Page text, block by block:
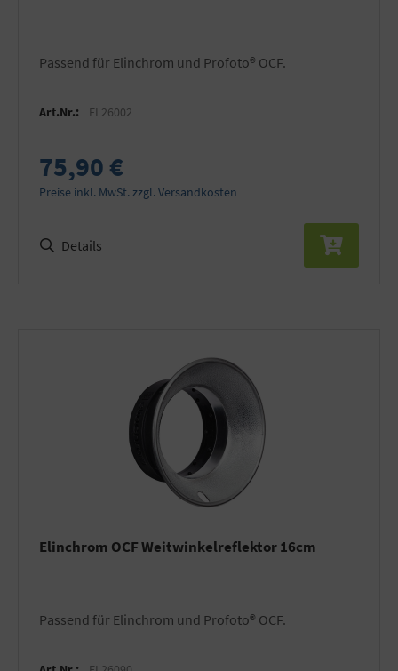
Passend für Elinchrom und Profoto® OCF.
Art.Nr.: EL26002
75,90 €
Preise inkl. MwSt. zzgl. Versandkosten
Details
Elinchrom OCF Weitwinkelreflektor 16cm
Passend für Elinchrom und Profoto® OCF.